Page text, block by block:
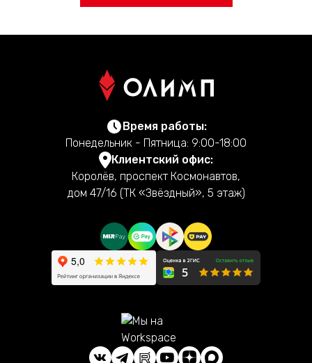
Время работы:
Понедельник - Пятница: 9:00-18:00
Клиентский офис:
Королёв, проспект Космонавтов,
дом 47/16 (ТК «Звёздный», 5 этаж)